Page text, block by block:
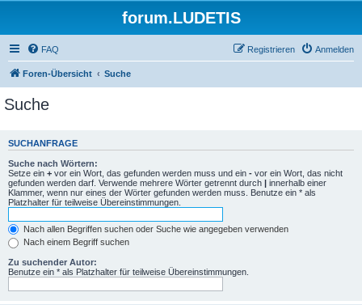
forum.LUDETIS
FAQ Anmelden
Registrieren
Foren-Übersicht Suche
Suche
SUCHANFRAGE
Suche nach Wörtern:
Setze ein + vor ein Wort, das gefunden werden muss und ein - vor ein Wort, das nicht
gefunden werden darf. Verwende mehrere Wörter getrennt durch | innerhalb einer
Klammer, wenn nur eines der Wörter gefunden werden muss. Benutze ein * als
Platzhalter für teilweise Übereinstimmungen.
Nach allen Begriffen suchen oder Suche wie angegeben verwenden
Nach einem Begriff suchen
Zu suchender Autor:
Benutze ein * als Platzhalter für teilweise Übereinstimmungen.